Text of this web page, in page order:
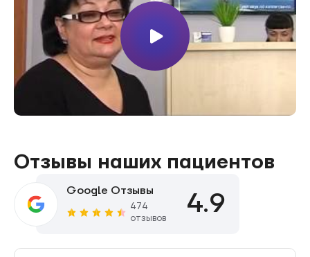
Отзывы наших пациентов
Google Отзывы
474
отзывов
4.9